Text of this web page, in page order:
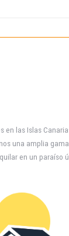
en las Islas
una amplia
en un paraíso